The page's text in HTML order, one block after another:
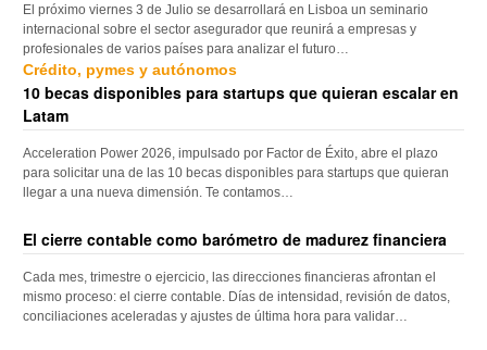
El próximo viernes 3 de Julio se desarrollará en Lisboa un seminario
internacional sobre el sector asegurador que reunirá a empresas y
profesionales de varios países para analizar el futuro…
Crédito, pymes y autónomos
10 becas disponibles para startups que quieran escalar en
Latam
Acceleration Power 2026, impulsado por Factor de Éxito, abre el plazo
para solicitar una de las 10 becas disponibles para startups que quieran
llegar a una nueva dimensión. Te contamos…
El cierre contable como barómetro de madurez financiera
Cada mes, trimestre o ejercicio, las direcciones financieras afrontan el
mismo proceso: el cierre contable. Días de intensidad, revisión de datos,
conciliaciones aceleradas y ajustes de última hora para validar…